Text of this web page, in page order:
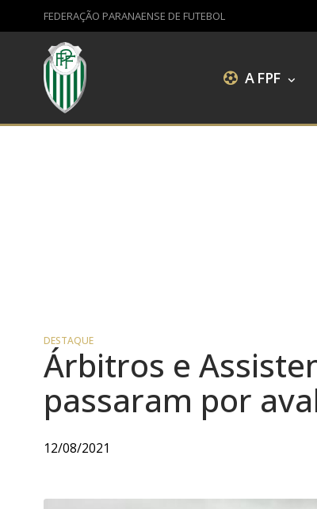
FEDERAÇÃO PARANAENSE DE FUTEBOL
A FPF
DESTAQUE
Árbitros e
passaram por
12/08/2021